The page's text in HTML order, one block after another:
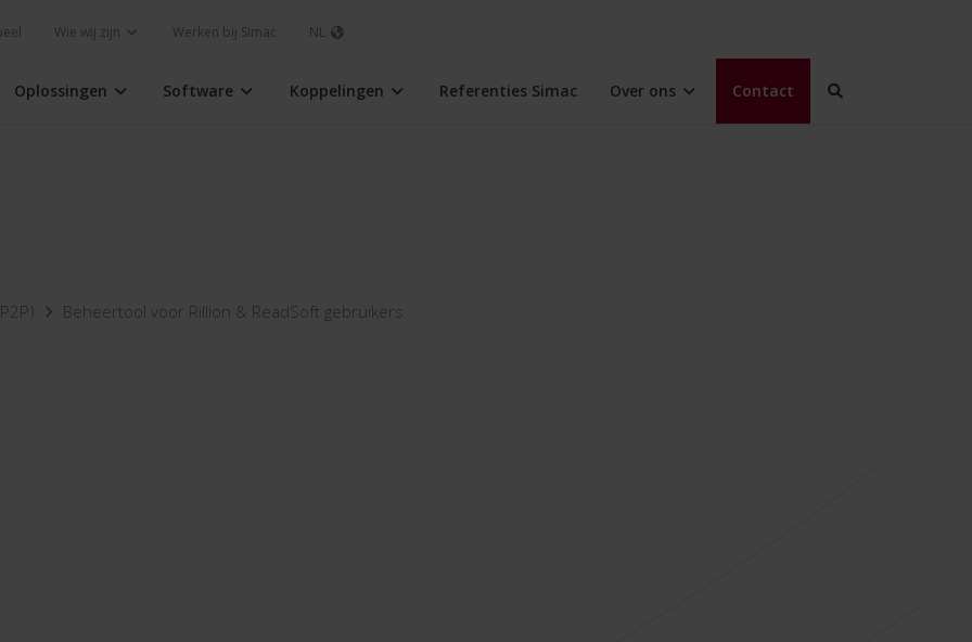
Wie wij zijn Werken bij Simac NL
Oplossingen Software Koppelingen Referenties Simac Over ons Contact
Beheertool voor Rillion & ReadSoft gebruikers